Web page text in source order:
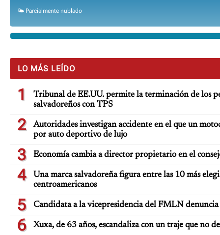
🌤️ Parcialmente nublado
LO MÁS LEÍDO
1
Tribunal de EE.UU. permite la terminación de los
salvadoreños con TPS
2
Autoridades investigan accidente en el que un
por auto deportivo de lujo
3 Economía cambia a director propietario en el
4
Una marca salvadoreña figura entre las 10 más
centroamericanos
5 Candidata a la vicepresidencia del FMLN
6 Xuxa, de 63 años, escandaliza con un traje que no